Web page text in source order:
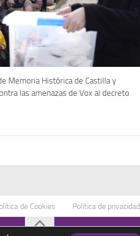
Memoria Histórica de Castilla y
las amenazas de Vox al decreto
de Cookies Política de privacidad